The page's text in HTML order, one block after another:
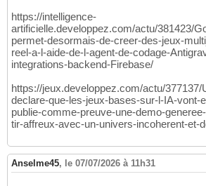
https://intelligence-
artificielle.developpez.com/actu/381423/
permet-desormais-de-creer-des-jeux-
reel-a-l-aide-de-l-agent-de-codage-
integrations-backend-Firebase/
https://jeux.developpez.com/actu/
declare-que-les-jeux-bases-sur-l-IA-vont-
publie-comme-preuve-une-demo-
tir-affreux-avec-un-univers-incoherent-et-
Anselme45, le 07/07/2026 à 11h31